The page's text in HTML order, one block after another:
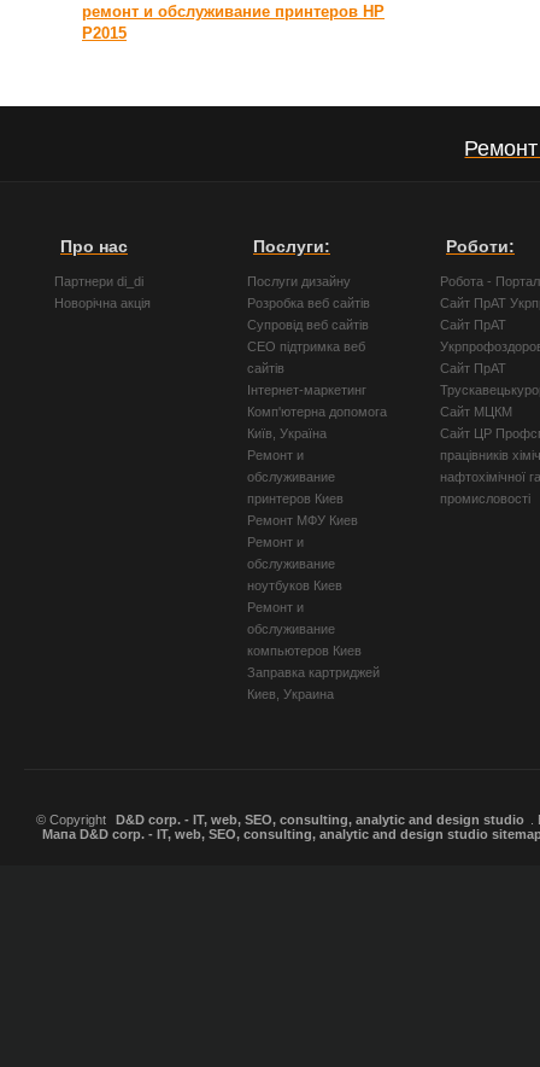
ремонт и обслуживание принтеров HP
P2015
Про нас
Партнери di_di
Новорічна акція
Послуги:
Послуги дизайну
Розробка веб сайтів
Супровід веб сайтів
СЕО підтримка веб
сайтів
Інтернет-маркетинг
Комп'ютерна допомога
Київ, Україна
Ремонт и
обслуживание
принтеров Киев
Ремонт МФУ Киев
Ремонт и
обслуживание
ноутбуков Киев
Ремонт и
обслуживание
компьютеров Киев
Заправка картриджей
Киев, Украина
Роботи:
Робота -
Сайт ПрАТ
Сайт ПрАТ
Сайт ПрАТ
Сайт МЦКМ
Сайт ЦР
працівників
нафтохімічної
промисловості
© Copyright D&D corp. - IT, web, SEO, consulting, analytic and design studio
Мапа D&D corp. - IT, web, SEO, consulting, analytic and design studio